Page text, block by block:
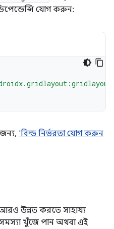
যোগ করুন:
'বিল্ড নির্ভরতা যোগ করুন
উন্নত করতে সাহায্য
খুঁজে পান অথবা এই